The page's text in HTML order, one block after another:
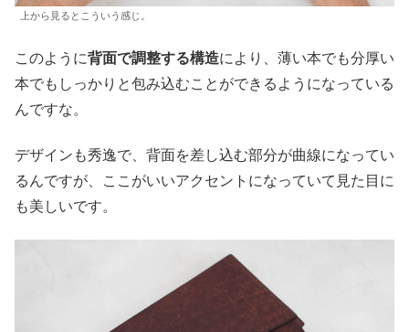
上から見るとこういう感じ。
このように背面で調整する構造により、薄い本でも分厚い
本でもしっかりと包み込むことができるようになっている
んですな。
デザインも秀逸で、背面を差し込む部分が曲線になってい
るんですが、ここがいいアクセントになっていて見た目に
も美しいです。